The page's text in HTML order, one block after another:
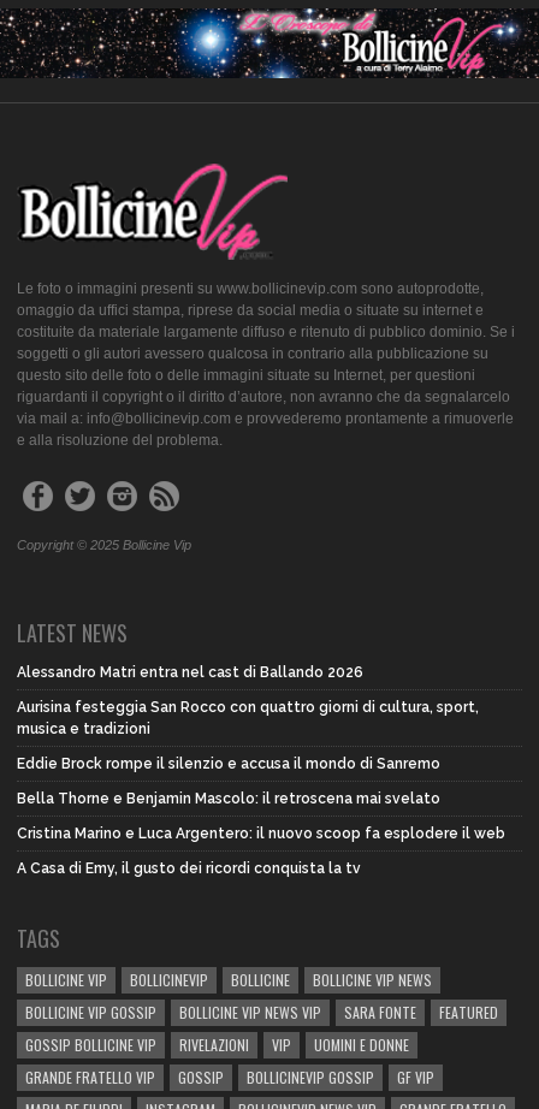
Le foto o immagini presenti su www.bollicinevip.com sono autoprodotte,
omaggio da uffici stampa, riprese da social media o situate su internet e
costituite da materiale largamente diffuso e ritenuto di pubblico dominio. Se i
soggetti o gli autori avessero qualcosa in contrario alla pubblicazione su
questo sito delle foto o delle immagini situate su Internet, per questioni
riguardanti il copyright o il diritto d’autore, non avranno che da segnalarcelo
via mail a: info@bollicinevip.com e provvederemo prontamente a rimuoverle
e alla risoluzione del problema.
Copyright © 2025 Bollicine Vip
LATEST NEWS
Alessandro Matri entra nel cast di Ballando 2026
Aurisina festeggia San Rocco con quattro giorni di cultura, sport,
musica e tradizioni
Eddie Brock rompe il silenzio e accusa il mondo di Sanremo
Bella Thorne e Benjamin Mascolo: il retroscena mai svelato
Cristina Marino e Luca Argentero: il nuovo scoop fa esplodere il web
A Casa di Emy, il gusto dei ricordi conquista la tv
TAGS
BOLLICINE VIP BOLLICINEVIP BOLLICINE
BOLLICINE VIP NEWS
BOLLICINE VIP GOSSIP
BOLLICINE VIP NEWS VIP SARA FONTE
FEATURED
GOSSIP BOLLICINE VIP
RIVELAZIONI VIP
UOMINI E DONNE
GRANDE FRATELLO VIP
GOSSIP BOLLICINEVIP GOSSIP
GF VIP